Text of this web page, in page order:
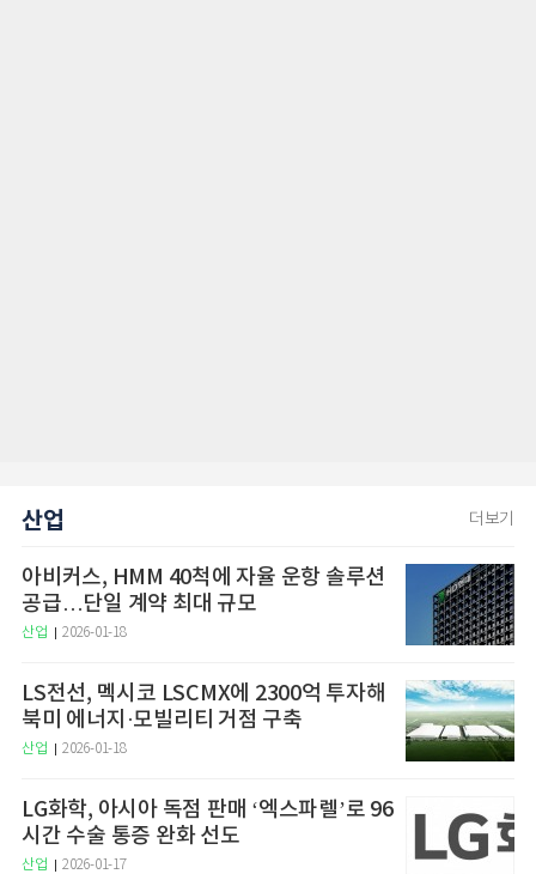
산업 더보기
아비커스, HMM 40척에 자율 운항 솔루션
공급…단일 계약 최대 규모
산업 2026-01-18
LS전선, 멕시코 LSCMX에 2300억 투자해
북미 에너지·모빌리티 거점 구축
산업 2026-01-18
LG화학, 아시아 독점 판매 ‘엑스파렐’로 96
시간 수술 통증 완화 선도
산업 2026-01-17